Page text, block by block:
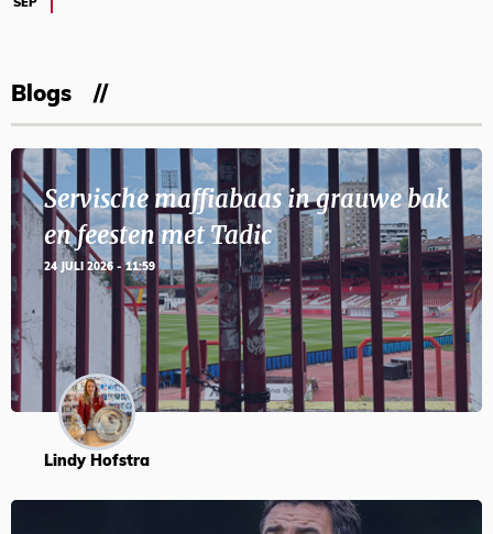
SEP
Blogs
Servische maffiabaas in grauwe bak
en feesten met Tadic
24 JULI 2026 - 11:59
Lindy Hofstra